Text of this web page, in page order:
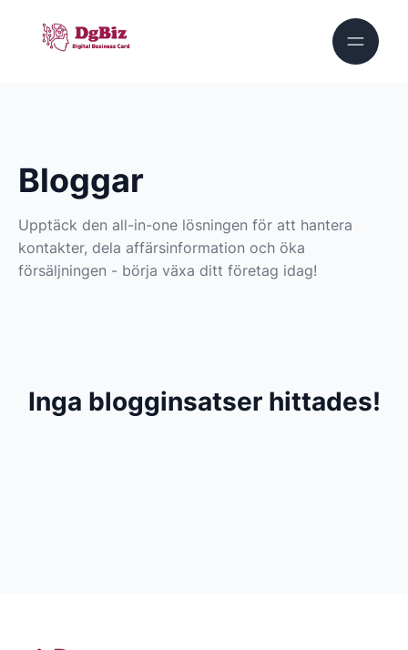
Bloggar
Upptäck den all-in-one lösningen för att hantera
kontakter, dela affärsinformation och öka
försäljningen - börja växa ditt företag idag!
Inga blogginsatser hittades!